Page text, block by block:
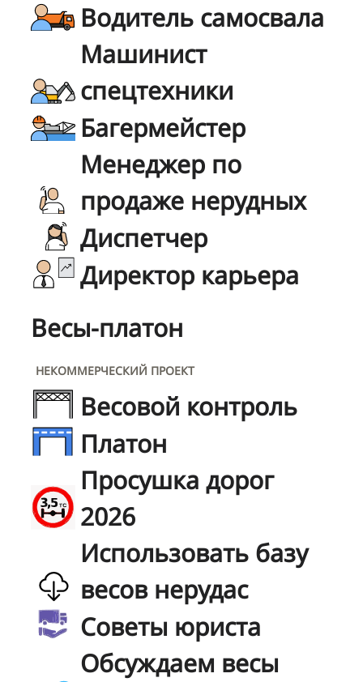
Водитель самосвала
Машинист
спецтехники
Багермейстер
Менеджер по
продаже нерудных
Диспетчер
Директор карьера
Весы-платон
НЕКОММЕРЧЕСКИЙ ПРОЕКТ
Весовой контроль
Платон
Просушка дорог
2026
Использовать базу
весов нерудас
Советы юриста
Обсуждаем весы